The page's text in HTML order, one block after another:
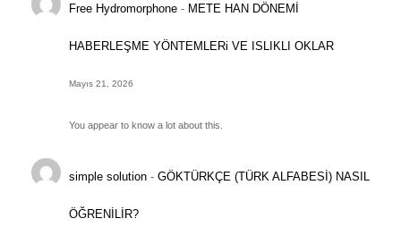
Free Hydromorphone - METE HAN DÖNEMİ
HABERLEŞME YÖNTEMLERi VE ISLIKLI OKLAR
Mayıs 21, 2026
You appear to know a lot about this.
simple solution -GÖKTÜRKÇE (TÜRK ALFABESİ) NASIL
ÖĞRENİLİR?